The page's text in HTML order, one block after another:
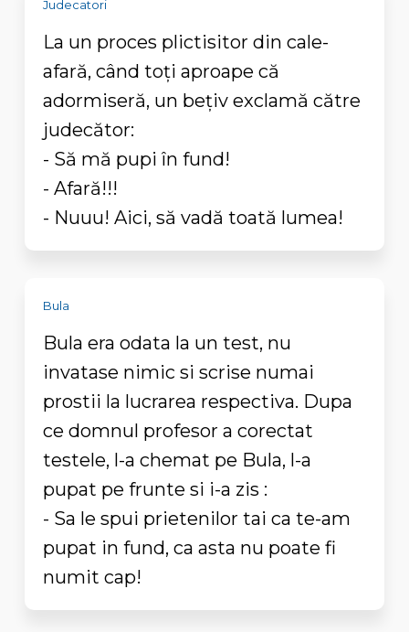
Judecatori
La un proces plictisitor din cale-
afară, când toți aproape că
adormiseră, un bețiv exclamă către
judecător:
- Să mă pupi în fund!
- Afară!!!
- Nuuu! Aici, să vadă toată lumea!
Bula
Bula era odata la un test, nu
invatase nimic si scrise numai
prostii la lucrarea respectiva. Dupa
ce domnul profesor a corectat
testele, l-a chemat pe Bula, l-a
pupat pe frunte si i-a zis :
- Sa le spui prietenilor tai ca te-am
pupat in fund, ca asta nu poate fi
numit cap!